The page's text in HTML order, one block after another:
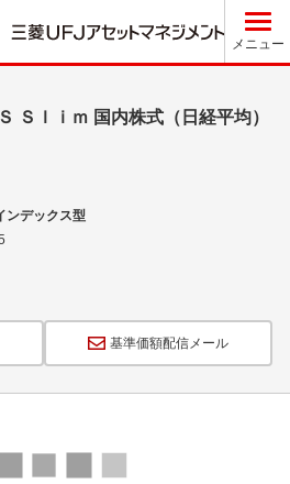
メニュー
Ｓｌｉｍ 国内株式（日経平均）
ンデックス型
基準価額配信メール